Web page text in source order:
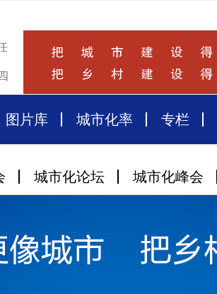
图片库 城市化率 专栏
城市化论坛 城市化峰会